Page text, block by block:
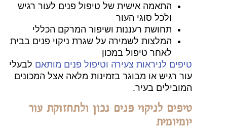
התאמה אישית של טיפול פנים לעור רגיש
ולכל סוגי העור
תחושת רעננות ושיפור המרקם הכללי
המלצות לשמירה על שגרת ניקוי פנים בבית
לאחר טיפול במכון
טיפים לניראות צעירה וטיפול פנים מותאם לבעלי
עור רגיש או מבוגר בזמינות מלאה אצל המכונים
המובילים בעיר.
טיפים לניקוי פנים נכון ולתחזוקת עור
יומיומית